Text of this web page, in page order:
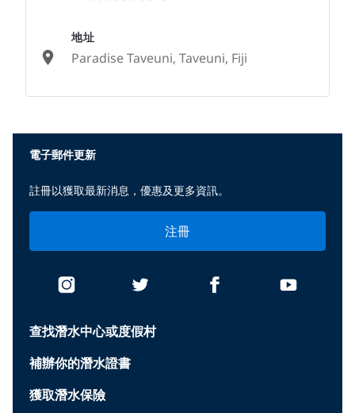
地址
Paradise Taveuni, Taveuni, Fiji
查找潛水中心或度假村
補辦你的潛水證書
獲取潛水保險
電子郵件更新
註冊以獲取最新消息，優惠及更多資訊。
注冊